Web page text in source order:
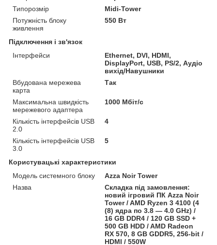
Типорозмір
Midi-Tower
Потужність блоку
живлення
550 Вт
Підключення і зв'язок
Інтерфейси
Ethernet, DVI, HDMI,
DisplayPort, USB, PS/2, Аудіо
вихід/Навушники
Вбудована мережева
карта
Так
Максимальна швидкість
мережевого адаптера
1000 Мбіт/с
Кількість інтерфейсів USB
2.0
4
Кількість інтерфейсів USB
3.0
5
Користувацькi характеристики
Модель системного блоку
Azza Noir Tower
Назва
Складка під замовлення:
новий ігровий ПК Azza Noir
Tower / AMD Ryzen 3 4100 (4
(8) ядра по 3.8 — 4.0 GHz) /
16 GB DDR4 / 120 GB SSD +
500 GB HDD / AMD Radeon
RX 570, 8 GB GDDR5, 256-bit /
HDMI / 550W